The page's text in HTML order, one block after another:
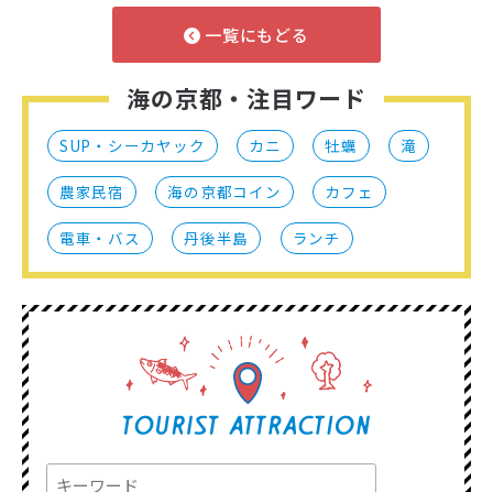
一覧にもどる
海の京都・注目ワード
SUP・シーカヤック カニ 牡蠣 滝
農家民宿 海の京都コイン カフェ
電車・バス 丹後半島 ランチ